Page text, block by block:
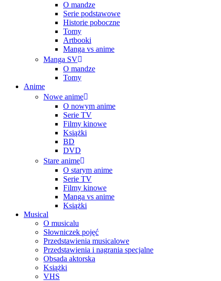
O mandze
Serie podstawowe
Historie poboczne
Tomy
Artbooki
Manga vs anime
Manga SV
O mandze
Tomy
Anime
Nowe anime
O nowym anime
Serie TV
Filmy kinowe
Książki
BD
DVD
Stare anime
O starym anime
Serie TV
Filmy kinowe
Manga vs anime
Książki
Musical
O musicalu
Słowniczek pojęć
Przedstawienia musicalowe
Przedstawienia i nagrania specjalne
Obsada aktorska
Książki
VHS